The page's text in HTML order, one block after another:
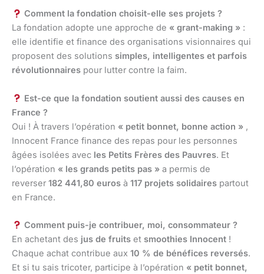
Comment la fondation choisit-elle ses projets ?
La fondation adopte une approche de « grant-making » :
elle identifie et finance des organisations visionnaires qui
proposent des solutions simples, intelligentes et parfois
révolutionnaires pour lutter contre la faim.
Est-ce que la fondation soutient aussi des causes en
France ?
Oui ! À travers l’opération « petit bonnet, bonne action » ,
Innocent France finance des repas pour les personnes
âgées isolées avec les Petits Frères des Pauvres. Et
l’opération « les grands petits pas » a permis de
reverser 182 441,80 euros à 117 projets solidaires partout
en France.
Comment puis-je contribuer, moi, consommateur ?
En achetant des jus de fruits et smoothies Innocent !
Chaque achat contribue aux 10 % de bénéfices reversés.
Et si tu sais tricoter, participe à l’opération « petit bonnet,